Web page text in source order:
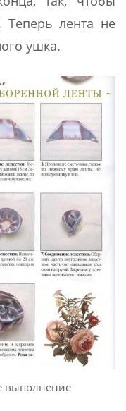
Теперь лента не
ушка.
выполнение